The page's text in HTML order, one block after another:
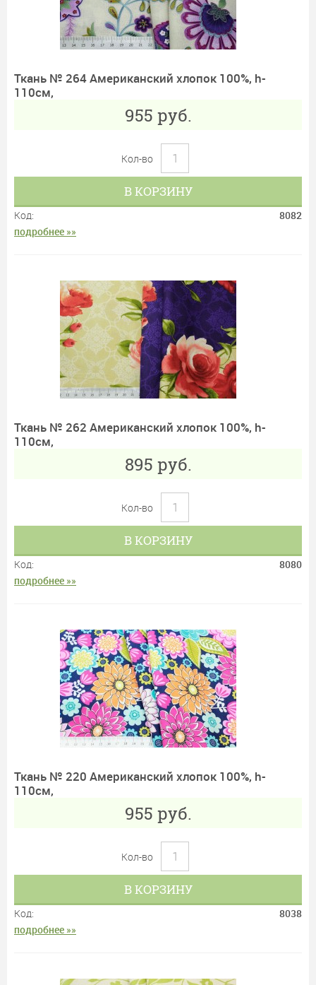
Ткань № 264 Американский хлопок 100%, h-
110см,
955 руб.
Кол-во
В КОРЗИНУ
Код:
8082
подробнее »»
Ткань № 262 Американский хлопок 100%, h-
110см,
895 руб.
Кол-во
В КОРЗИНУ
Код:
8080
подробнее »»
Ткань № 220 Американский хлопок 100%, h-
110см,
955 руб.
Кол-во
В КОРЗИНУ
Код:
8038
подробнее »»